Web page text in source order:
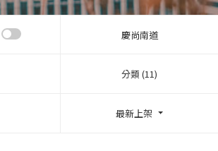
慶尚南道
分類 (11)
最新上架